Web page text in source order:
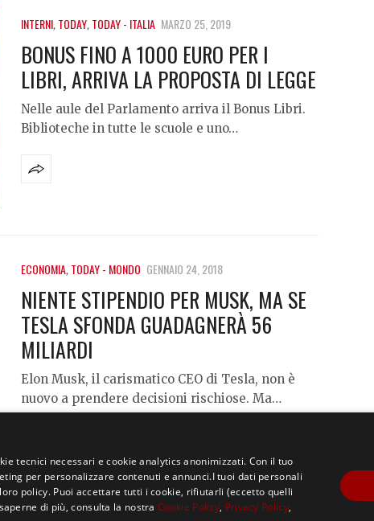
INTERNI,TODAY,TODAY - ITALIA MARZO 25, 2019
BONUS FINO A 1000 EURO PER I
LIBRI, ARRIVA LA PROPOSTA DI LEGGE
Nelle aule del Parlamento arriva il Bonus Libri.
Biblioteche in tutte le scuole e uno…
ECONOMIA,TODAY - MONDO GENNAIO 24, 2018
NIENTE STIPENDIO PER MUSK, MA SE
TESLA SFONDA GUADAGNERÀ 56
MILIARDI
Elon Musk, il carismatico CEO di Tesla, non è
nuovo a prendere decisioni rischiose. Ma…
tecnici necessari e cookie analytics anonimizzati. Con il tuo
per personalizzare contenuti e annunci.I tuoi dati personali
policy. Puoi accettare tutti i cookie, rifiutarli (eccetto quelli
di più, consulta la nostraCookie Policy, Privacy Policy,